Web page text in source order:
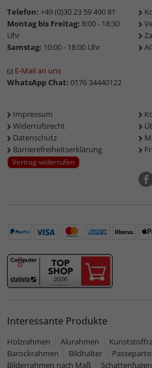
Telefon: +49 (0)30 23 59 490 81
Montag bis Freitag: 8:00 - 18:30
Uhr
Samstag: 10:00 - 18:00 Uhr
E-Mail an uns
WhatsApp Chat: 0176 34440122
Impressum
Widerrufsrecht
Datenschutz
Barrierefreiheitserklärung
Vertrag widerrufen
Interessante Produkte
Holzrahmen Alurahmen
Barockrahmen
Bildhalter
Bilderrahmen nach Maß